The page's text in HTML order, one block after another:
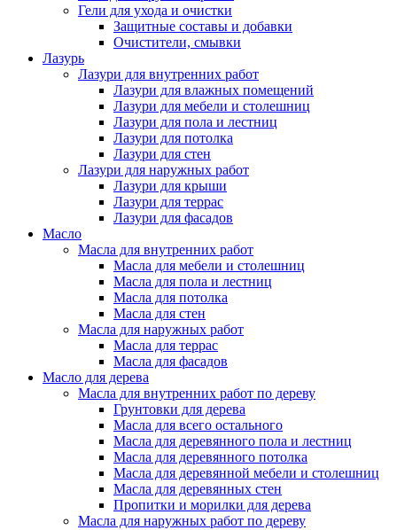
Гели для ухода и очистки
Защитные составы и добавки
Очистители, смывки
Лазурь
Лазури для внутренних работ
Лазури для влажных помещений
Лазури для мебели и столешниц
Лазури для пола и лестниц
Лазури для потолка
Лазури для стен
Лазури для наружных работ
Лазури для крыши
Лазури для террас
Лазури для фасадов
Масло
Масла для внутренних работ
Масла для мебели и столешниц
Масла для пола и лестниц
Масла для потолка
Масла для стен
Масла для наружных работ
Масла для террас
Масла для фасадов
Масло для дерева
Масла для внутренних работ по дереву
Грунтовки для дерева
Масла для всего остального
Масла для деревянного пола и лестниц
Масла для деревянного потолка
Масла для деревянной мебели и столешниц
Масла для деревянных стен
Пропитки и морилки для дерева
Масла для наружных работ по дереву